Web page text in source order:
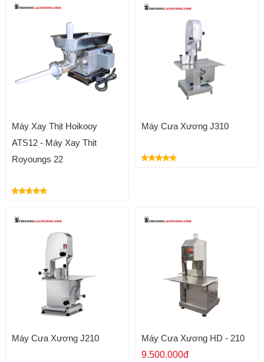
Máy Xay Thịt Hoikooy
ATS12 - Máy Xay Thịt
Royoungs 22
Máy Cưa Xương J310
Máy Cưa Xương J210
Máy Cưa Xương HD - 210
9.500.000đ